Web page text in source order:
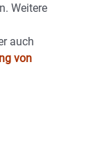
Weitere
auch
von